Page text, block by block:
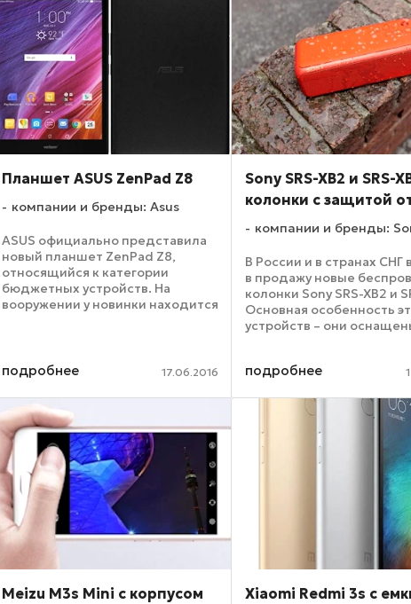
Планшет ASUS ZenPad Z8
компании и бренды: Asus
ASUS официально представила
новый планшет ZenPad Z8,
относящийся к категории
бюджетных устройств. На
вооружении у новинки находится
традиции две – 2 Мп
подробнее 17.06.2016
Sony SRS-XB2 и SRS-
колонки с защитой
компании и бренды:
В России и в странах СНГ
в продажу новые
колонки Sony SRS-XB2 и
Основная особенность
устройств – они
воды. Это позволяет
дождем, рядом ...
подробнее
Meizu M3s Mini с корпусом
Xiaomi Redmi 3s с